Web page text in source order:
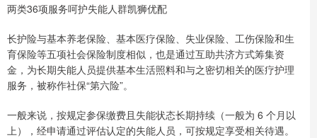
两类36项服务呵护失能人群凯狮优配
长护险与基本养老保险、基本医疗保险、失业保险、工伤保险和生
育保险等五项社会保险制度相似，也是通过互助共济方式筹集资
金，为长期失能人员提供基本生活照料和与之密切相关的医疗护理
服务，被称作社保“第六险”。
一般来说，按规定参保缴费且失能状态长期持续（一般为 6 个月以
上），经申请通过评估认定的失能人员，可按规定享受相关待遇。